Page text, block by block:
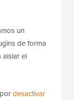
un
de forma
el
desactivar